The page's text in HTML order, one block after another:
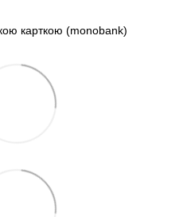
карткою (monobank)